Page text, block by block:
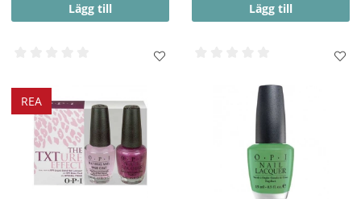
Lägg till Lägg till
REA